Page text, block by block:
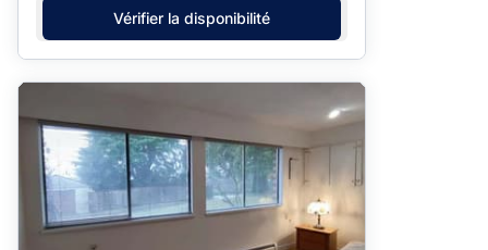
Vérifier la disponibilité